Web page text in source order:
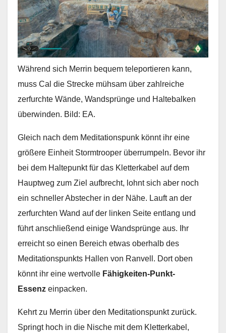
Während sich Merrin bequem teleportieren kann,
muss Cal die Strecke mühsam über zahlreiche
zerfurchte Wände, Wandsprünge und Haltebalken
überwinden. Bild: EA.
Gleich nach dem Meditationspunk könnt ihr eine
größere Einheit Stormtrooper überrumpeln. Bevor ihr
bei dem Haltepunkt für das Kletterkabel auf dem
Hauptweg zum Ziel aufbrecht, lohnt sich aber noch
ein schneller Abstecher in der Nähe. Lauft an der
zerfurchten Wand auf der linken Seite entlang und
führt anschließend einige Wandsprünge aus. Ihr
erreicht so einen Bereich etwas oberhalb des
Meditationspunkts Hallen von Ranvell. Dort oben
könnt ihr eine wertvolle Fähigkeiten-Punkt-
Essenz einpacken.
Kehrt zu Merrin über den Meditationspunkt zurück.
Springt hoch in die Nische mit dem Kletterkabel,